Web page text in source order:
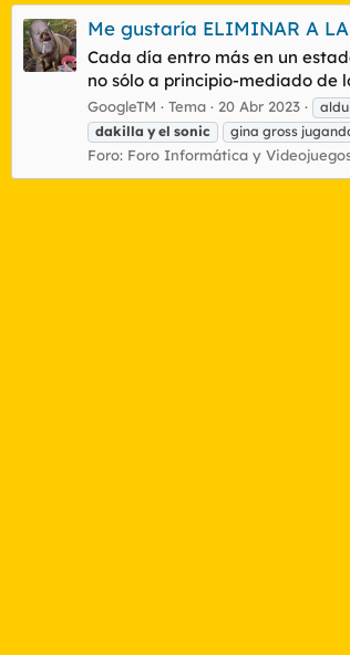
Me gustaría ELIMINAR A
Cada día entro más en un
no sólo a principio-mediado de
GoogleTM Tema 20 Abr 2023
dakilla y el sonic gina gross
Foro: Foro Informática y